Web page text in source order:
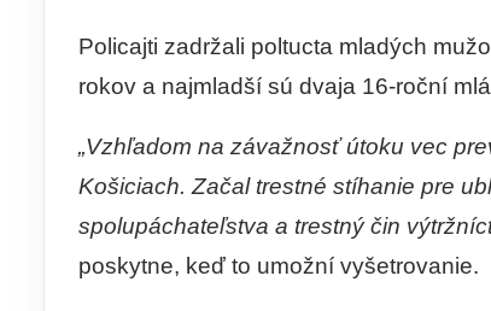
Policajti zadržali poltucta mladých
rokov a najmladší sú dvaja 16-roční
„Vzhľadom na závažnosť útoku vec
Košiciach. Začal trestné stíhanie pre
spolupáchateľstva a trestný čin
poskytne, keď to umožní vyšetrovanie.